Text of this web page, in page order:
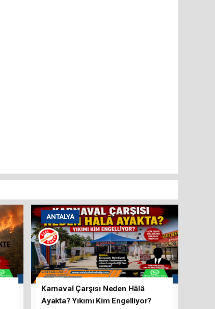
ANTALYA
Karnaval Çarşısı Neden Hâlâ
Ayakta? Yıkımı Kim Engelliyor?